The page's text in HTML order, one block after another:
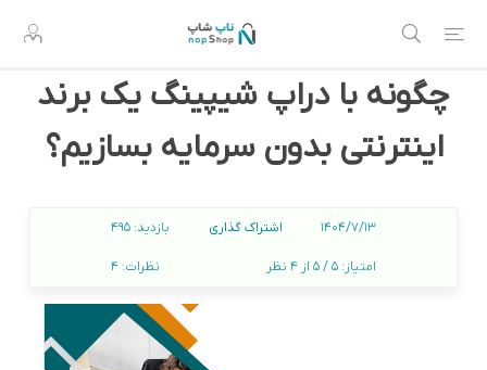
چگونه با دراپ شیپینگ یک برند
اینترنتی بدون سرمایه بسازیم؟
1404/7/13 اشتراک گذاری بازدید:495
امتیاز: 5 / 5 از 4 نظر نظرات: 4